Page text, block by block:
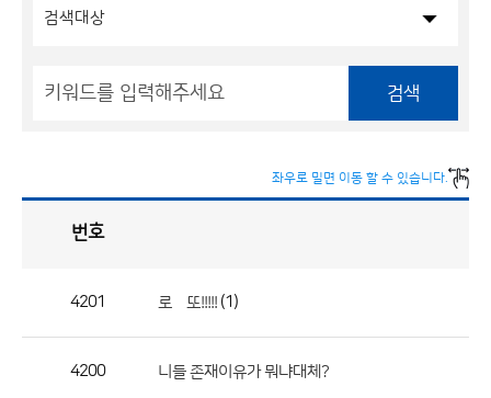
검색
좌우로 밀면 이동 할 수 있습니다.
번호
4201 로똫또!!!!! (1)
4200 니들 존재이유가 뭐냐대체?